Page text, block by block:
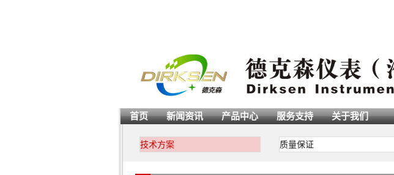
首页 新闻资讯 产品中心 服务支持 关于我们
技术方案 质量保证